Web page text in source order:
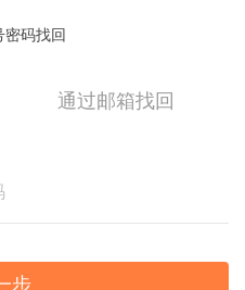
密码找回
通过邮箱找回
步